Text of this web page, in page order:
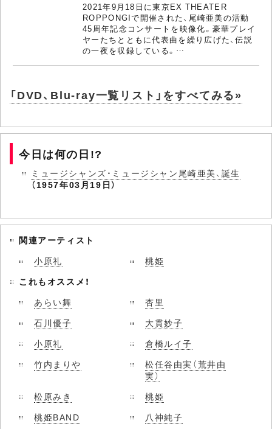
2021年9月18日に東京EX THEATER
ROPPONGIで開催された、尾崎亜美の活動
45周年記念コンサートを映像化。豪華プレイ
ヤーたちとともに代表曲を繰り広げた、伝説
の一夜を収録している。…
「DVD、Blu-ray一覧リスト」をすべてみる»
今日は何の日!?
ミュージシャンズ・ミュージシャン尾崎亜美、誕生
（1957年03月19日）
関連アーティスト
小原礼
桃姫
これもオススメ！
あらい舞
杏里
石川優子
大貫妙子
小原礼
倉橋ルイ子
竹内まりや
松任谷由実（荒井由
実）
松原みき
桃姫
桃姫BAND
八神純子